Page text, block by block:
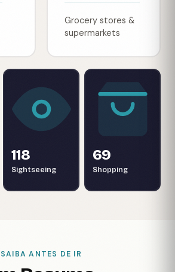
Grocery stores &
supermarkets
118
Sightseeing
69
Shopping
SAIBA ANTES DE IR